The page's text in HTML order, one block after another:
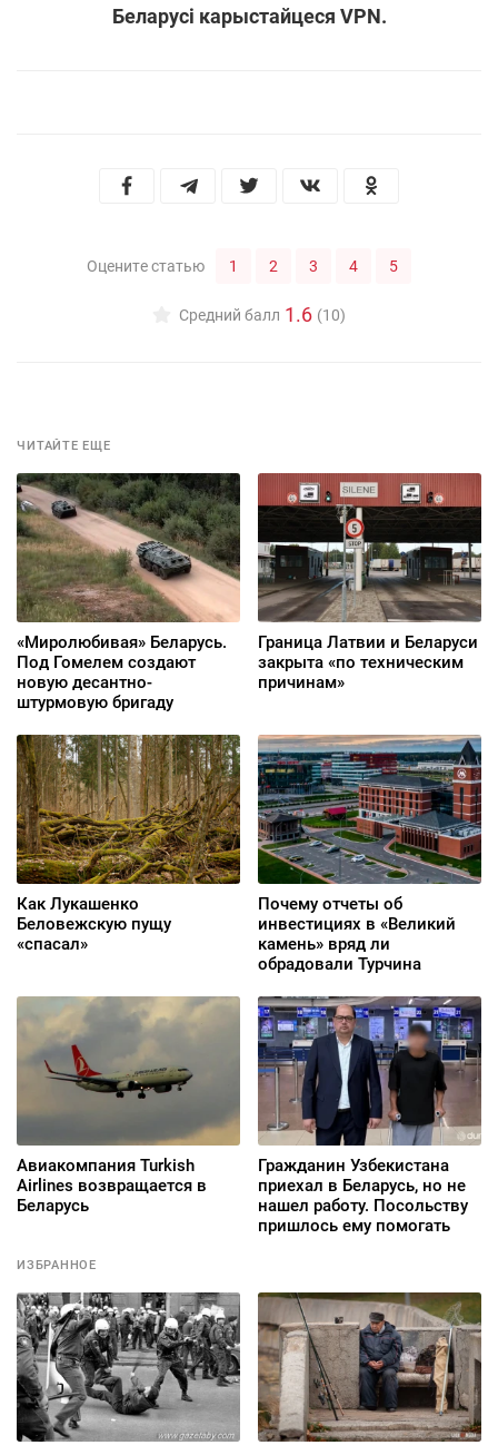
Беларусі карыстайцеся VPN.
Оцените статью 1 2 3 4 5
Средний балл 1.6 (10)
ЧИТАЙТЕ ЕЩЕ
«Миролюбивая» Беларусь.
Под Гомелем создают
новую десантно-
штурмовую бригаду
Граница Латвии и Беларуси
закрыта «по техническим
причинам»
Как Лукашенко
Беловежскую пущу
«спасал»
Почему отчеты об
инвестициях в «Великий
камень» вряд ли
обрадовали Турчина
Авиакомпания Turkish
Airlines возвращается в
Беларусь
Гражданин Узбекистана
приехал в Беларусь, но не
нашел работу. Посольству
пришлось ему помогать
ИЗБРАННОЕ